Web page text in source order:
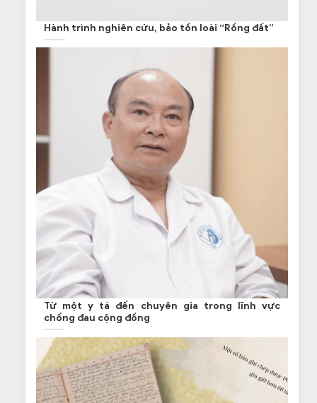
Hành trình nghiên cứu, bảo tồn loài “Rồng đất”
Từ một y tá đến chuyên gia trong lĩnh vực
chống đau cộng đồng